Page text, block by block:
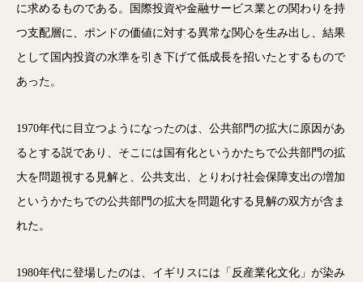
に求めるものである。国際投資や金融サービス業との関わりを持
つ支配層に、ポンドの価値に対する異常な関心を生み出し、結果
として国内投資の水準を引き下げて低成長を招いたとするもので
あった。
1970年代に目立つようになったのは、公共部門の拡大に原因があ
るとする説であり、そこには国有化というかたちで公共部門の拡
大を問題視する見解と、公共支出、とりわけ社会保障支出の増加
というかたちでの公共部門の拡大を問題化する見解の双方が含ま
れた。
1980年代に登場したのは、イギリスには「反産業化文化」が染み